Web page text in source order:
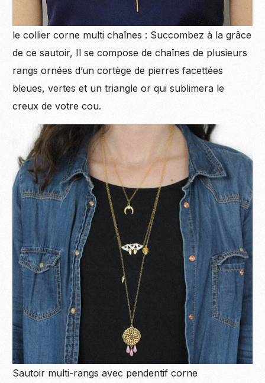
le collier corne multi chaînes : Succombez à la grâce
de ce sautoir, Il se compose de chaînes de plusieurs
rangs ornées d’un cortège de pierres facettées
bleues, vertes et un triangle or qui sublimera le
creux de votre cou.
Sautoir multi-rangs avec pendentif corne